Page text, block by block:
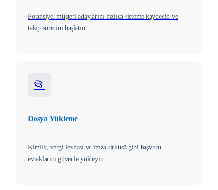
Potansiyel müşteri adaylarını hızlıca sisteme kaydedin ve
takip sürecini başlatın.
📂
Dosya Yükleme
Kimlik, vergi levhası ve imza sirküsü gibi başvuru
evraklarını güvenle yükleyin.